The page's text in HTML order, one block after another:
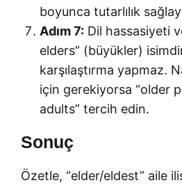
boyunca tutarlılık
Adım 7: Dil hassasiyeti
elders” (büyükler)
karşılaştırma yapmaz.
için gerekiyorsa “older
adults” tercih edin.
Sonuç
Özetle, “elder/eldest” aile